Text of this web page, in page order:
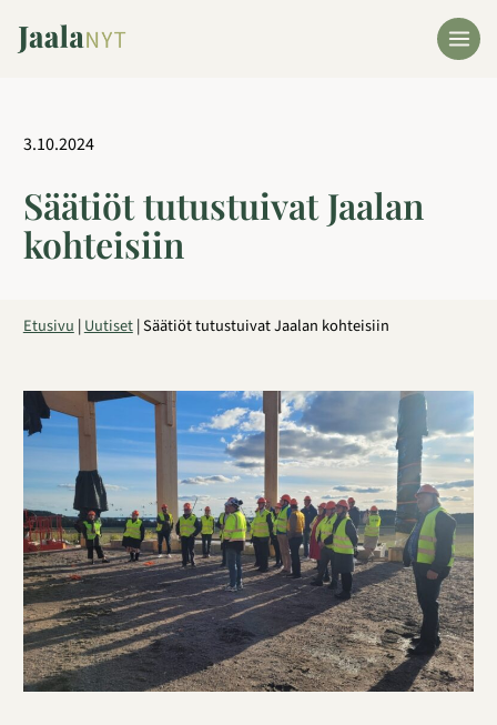
sisältöön
3.10.2024
Säätiöt tutustuivat Jaalan
kohteisiin
Etusivu|Uutiset|Säätiöt tutustuivat Jaalan kohteisiin